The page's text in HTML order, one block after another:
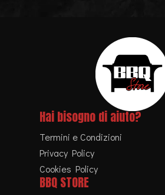
Hai bisogno di aiuto?
Termini e Condizioni
Privacy Policy
Cookies Policy
BBQ STORE